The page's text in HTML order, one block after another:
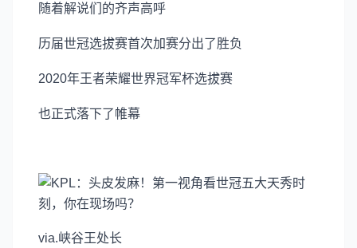
随着解说们的齐声高呼
历届世冠选拔赛首次加赛分出了胜负
2020年王者荣耀世界冠军杯选拔赛
也正式落下了帷幕
via.峡谷王处长